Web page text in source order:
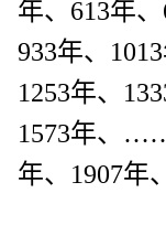
年、613年、
933年、
1253年、
1573年、
年、1907年